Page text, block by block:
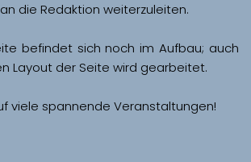
die Redaktion weiterzuleiten.
befindet sich noch im Aufbau; auch
viele spannende Veranstaltungen!